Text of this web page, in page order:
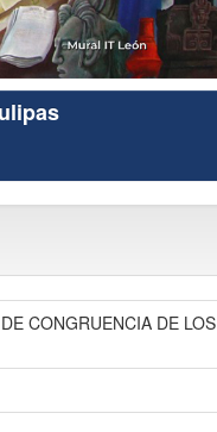
CONGRUENCIA DE LOS